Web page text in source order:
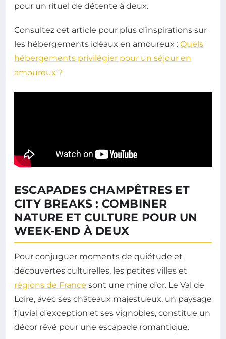
pour un rituel de détente à deux.
Consultez cet article pour plus d’inspirations sur
les hébergements idéaux en amoureux : Quels
hébergements privilégier pour un séjour en
amoureux ?
ESCAPADES CHAMPÊTRES ET
CITY BREAKS : COMBINER
NATURE ET CULTURE POUR UN
WEEK-END À DEUX
Pour conjuguer moments de quiétude et
découvertes culturelles, les petites villes et
régions de France sont une mine d’or. Le Val de
Loire, avec ses châteaux majestueux, un paysage
fluvial d’exception et ses vignobles, constitue un
décor rêvé pour une escapade romantique.